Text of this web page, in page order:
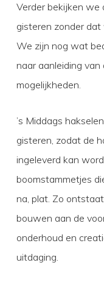
Verder bekijken we
gisteren zonder
We zijn nog wat
naar aanleiding
mogelijkheden.
’s Middags
gisteren, zodat de
ingeleverd kan
boomstammetjes
na, plat. Zo
bouwen aan de
onderhoud en
uitdaging.